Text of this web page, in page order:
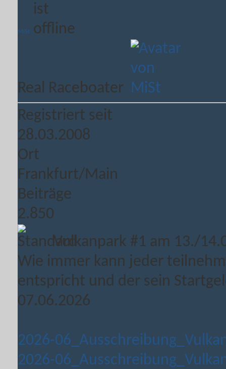
MiSt
Real Raceboater
Registriert seit
28.03.2008
Ort
Frankfurt/Main
Beiträge
2.850
Vulkanpark #1 am 13./
Wie immer kann jeder
entspricht und der sein
07.06.2026
2026-
2026-